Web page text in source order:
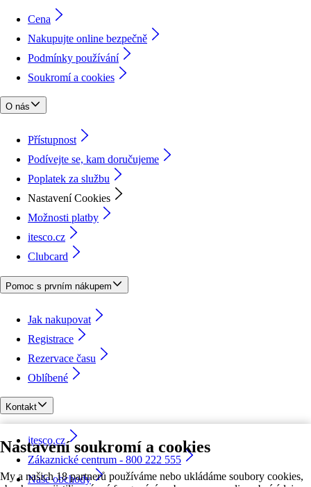
Nastavení soukromí a cookies
My a našich 18 partnerů používáme nebo ukládáme soubory cookies,
Cena
Nakupujte online bezpečně
Podmínky používání
Soukromí a cookies
O nás
Přístupnost
Podívejte se, kam doručujeme
Poplatek za službu
Nastavení Cookies
Možnosti platby
itesco.cz
Clubcard
Pomoc s prvním nákupem
Jak nakupovat
Registrace
Rezervace času
Oblíbené
Kontakt
itesco.cz
Zákaznické centrum - 800 222 555
Naše obchody